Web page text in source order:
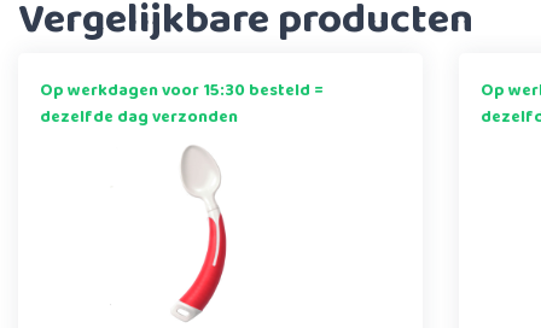
Vergelijkbare producten
Op werkdagen voor 15:30 besteld =
dezelfde dag verzonden
Op